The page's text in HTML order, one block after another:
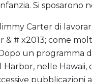
Si sposarono
Carter di
& # x2013; come
un programma
Harbor, nelle
pubblicazioni